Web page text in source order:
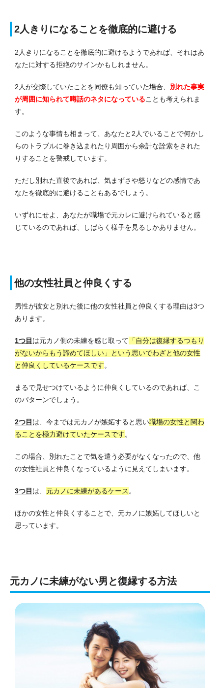
2人きりになることを徹底的に避ける
2人きりになることを徹底的に避けるようであれば、それはあ
なたに対する拒絶のサインかもしれません。
2人が交際していたことを同僚も知っていた場合、 別れた事実
が周囲に知られて噂話のネタになっていることも考えられま
す。
このような事情も相まって、あなたと2人でいることで何かし
らのトラブルに巻き込まれたり周囲から余計な詮索をされた
りすることを警戒しています。
ただし別れた直後であれば、気まずさや怒りなどの感情であ
なたを徹底的に避けることもあるでしょう。
いずれにせよ、あなたが職場で元カレに避けられていると感
じているのであれば、しばらく様子を見るしかありません。
他の女性社員と仲良くする
男性が彼女と別れた後に他の女性社員と仲良くする理由は3つ
あります。
1つ目 は元カノ側の未練を感じ取って 「自分は復縁するつもり
がないからもう諦めてほしい」という思いでわざと他の女性
と仲良くしているケースです。
まるで見せつけているように仲良くしているのであれば、こ
のパターンでしょう。
2つ目 は、今までは元カノが嫉妬すると思い職場の女性と関わ
ることを極力避けていたケースです。
この場合、別れたことで気を遣う必要がなくなったので、他
の女性社員と仲良くなっているように見えてしまいます。
3つ目 は、 元カノに未練があるケース 。
ほかの女性と仲良くすることで、元カノに嫉妬してほしいと
思っています。
元カノに未練がない男と復縁する方法